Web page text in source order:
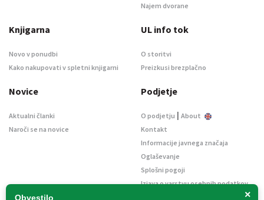
×
Obvestilo
Najem dvorane
Knjigarna
Novo v ponudbi
Kako nakupovati v spletni knjigarni
UL info tok
O storitvi
Preizkusi brezplačno
Novice
Aktualni članki
Naroči se na novice
Podjetje
O podjetju | About
Kontakt
Informacije javnega značaja
Oglaševanje
Splošni pogoji
Izjava o varstvu osebnih podatkov